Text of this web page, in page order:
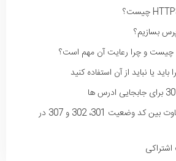
بسازیم؟
چیست و چرا رعایت آن مهم است؟
یا نباید از آن استفاده کنید
ریدایرکت چیست و تفاوت بین کد وضعیت 301، 302 و 307 در